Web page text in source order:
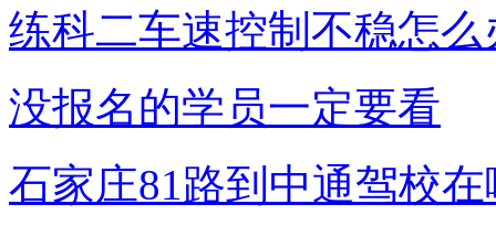
练科二车速控制不稳怎么
没报名的学员一定要看
石家庄81路到中通驾校